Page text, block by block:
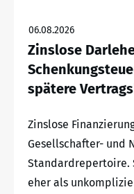
06.08.2026
Zinslose
spätere
Zinslose
Gesellschafter- und
Standardrepertoire.
eher als